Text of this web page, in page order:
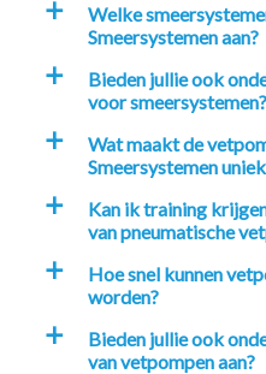
a
Welke
Smeersystemen aan?
a
Bieden jullie ook
voor smeersystemen?
a
Wat maakt de
Smeersystemen
a
Kan ik training
van pneumatische
a
Hoe snel kunnen
worden?
a
Bieden jullie ook
van vetpompen aan?